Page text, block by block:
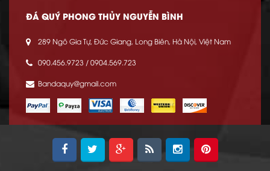
ĐÁ QUÝ PHONG THỦY NGUYỄN BÌNH
289 Ngô Gia Tự, Đức Giang, Long Biên, Hà Nội, Việt Nam
090.456.9723 / 0904.569.723
Bandaquy@gmail.com